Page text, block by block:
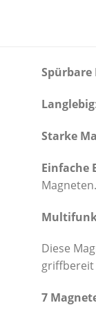
Langlebig
Starke
Einfache
Magneten.
Diese
griffbereit
7